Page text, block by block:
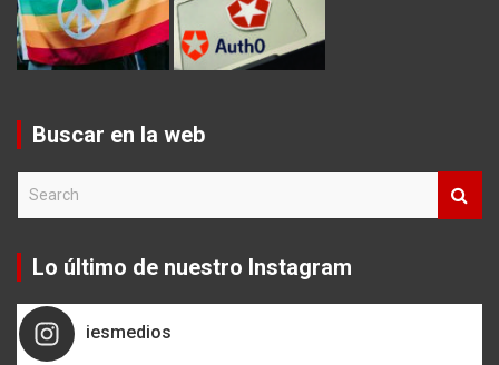
Buscar en la web
r
h
Lo último de nuestro Instagram
iesmedios